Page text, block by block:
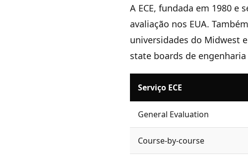
A ECE, fundada em 1980 e
avaliação nos EUA.
universidades do Midwest
state boards de
Serviço ECE
General Evaluation
Course-by-course